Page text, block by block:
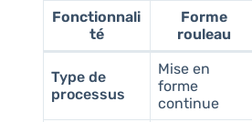
Fonctionnali
té
Forme
rouleau
Type de
processus
Mise en
forme
continue